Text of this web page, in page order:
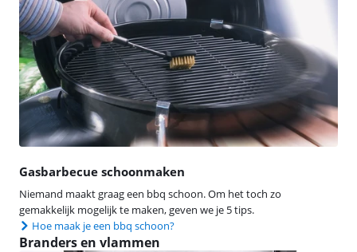
Gasbarbecue schoonmaken
Niemand maakt graag een bbq schoon. Om het toch zo
gemakkelijk mogelijk te maken, geven we je 5 tips.
Hoe maak je een bbq schoon?
Branders en vlammen